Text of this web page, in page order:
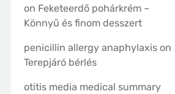
on Feketeerdő pohárkrém –
Könnyű és finom desszert
penicillin allergy anaphylaxis on
Terepjáró bérlés
otitis media medical summary